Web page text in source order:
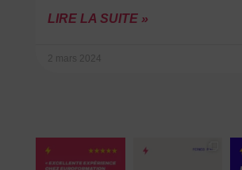
LIRE LA SUITE »
2 mars 2024